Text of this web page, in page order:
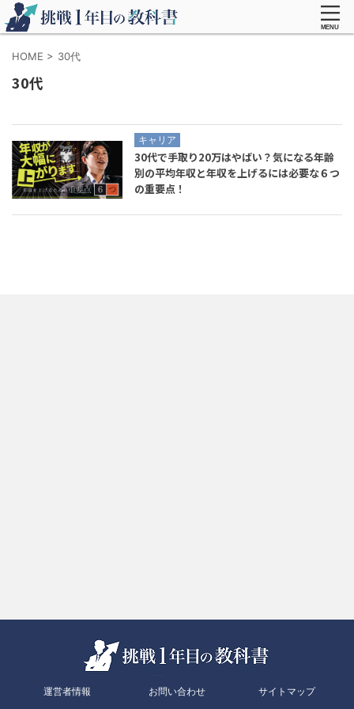
HOME > 30代
30代
30代で手取り20万はやばい？気になる年齢
別の平均年収と年収を上げるには必要な６つ
の重要点！
キャリア
運営者情報 お問い合わせ サイトマップ